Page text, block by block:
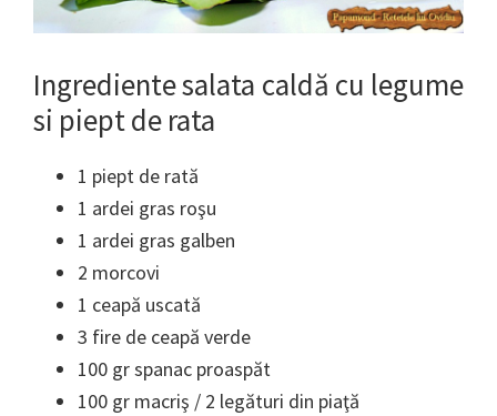
Ingrediente salata caldă cu legume
si piept de rata
1 piept de rată
1 ardei gras roşu
1 ardei gras galben
2 morcovi
1 ceapă uscată
3 fire de ceapă verde
100 gr spanac proaspăt
100 gr macriş / 2 legături din piaţă